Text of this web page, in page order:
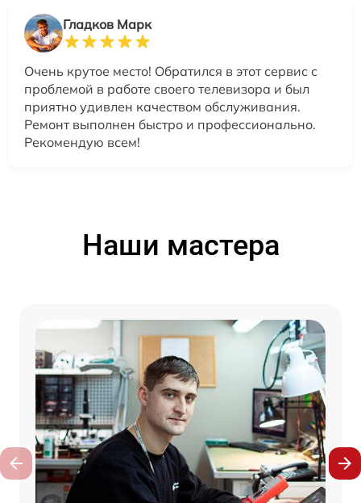
Гладков Марк
Очень крутое место! Обратился в этот сервис с
проблемой в работе своего телевизора и был
приятно удивлен качеством обслуживания.
Ремонт выполнен быстро и профессионально.
Рекомендую всем!
Наши мастера